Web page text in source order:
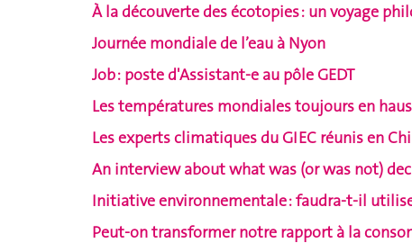
À la découverte des écotopies : un voyage
Journée mondiale de l’eau à Nyon
Job : poste d'Assistant-e au pôle GEDT
Les températures mondiales toujours en
Les experts climatiques du GIEC réunis en
An interview about what was (or was not)
Initiative environnementale : faudra-t-il
Peut-on transformer notre rapport à la